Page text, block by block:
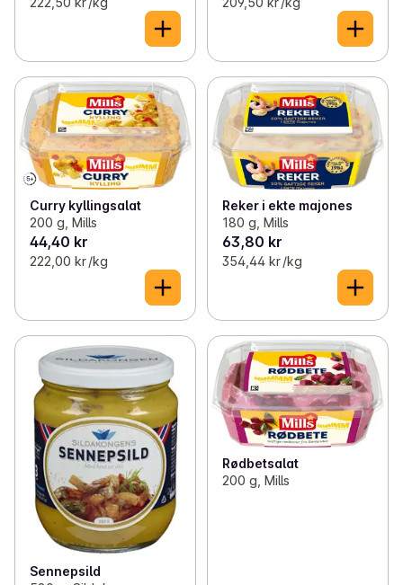
Curry kyllingsalat
200 g, Mills
44,40 kr
222,00 kr /kg
Reker i ekte majones
180 g, Mills
63,80 kr
354,44 kr /kg
Sennepsild
Rødbetsalat
200 g, Mills